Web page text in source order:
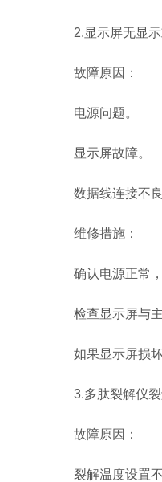
2.显示屏无显示
故障原因：
电源问题。
显示屏故障。
数据线连接不良
维修措施：
确认电源正常，
检查显示屏与主
如果显示屏损坏
3.多肽裂解仪裂
故障原因：
裂解温度设置不